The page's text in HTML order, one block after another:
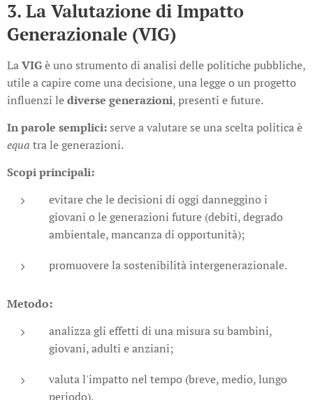
3. La Valutazione di Impatto
Generazionale (VIG)
LaVIGè uno strumento di analisi delle politiche pubbliche,
utile a capire come una decisione, una legge o un progetto
influenzi lediverse generazioni, presenti e future.
In parole semplici: serve a valutare se una scelta politica è
equa tra le generazioni.
Scopi principali:
evitare che le decisioni di oggi danneggino i
giovani o le generazioni future (debiti, degrado
ambientale, mancanza di opportunità);
promuovere la sostenibilità intergenerazionale.
Metodo:
analizza gli effetti di una misura su bambini,
giovani, adulti e anziani;
valuta l'impatto nel tempo (breve, medio, lungo
periodo).